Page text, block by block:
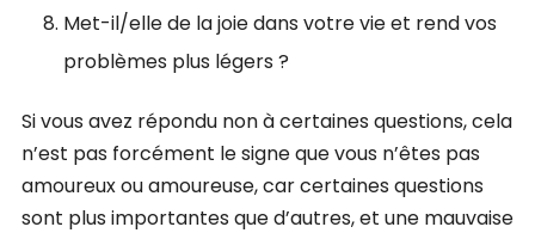
Met-il/elle de la joie dans votre vie et rend vos
problèmes plus légers ?
Si vous avez répondu non à certaines questions, cela
n’est pas forcément le signe que vous n’êtes pas
amoureux ou amoureuse, car certaines questions
sont plus importantes que d’autres, et une mauvaise